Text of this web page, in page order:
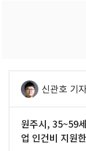
신관호 기
원주시, 35~59
업 인건비 지원